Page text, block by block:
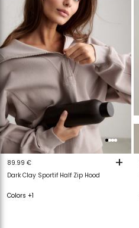
Dark Clay Sportif Half Zip Hood
89.99 € +
Colors +1